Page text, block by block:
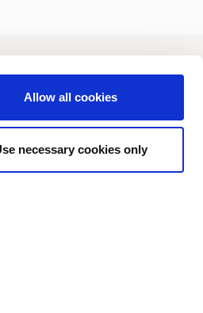
Allow all cookies
necessary cookies only